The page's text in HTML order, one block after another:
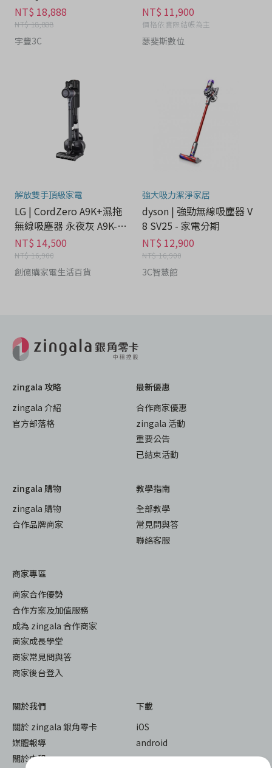
期
NT$ 18,888
NT$ 18,888
宇豐3C
NT$ 11,900
價格依實際結帳為主
瑟斐斯數位
解放雙手頂級家電
LG | CordZero A9K+濕拖
無線吸塵器 永夜灰 A9K-M
OP3 - 家電分期
NT$ 14,500
NT$ 16,900
創億購家電生活百貨
強大吸力潔淨家居
dyson | 強勁無線吸塵器 V
8 SV25 - 家電分期
NT$ 12,900
NT$ 16,900
3C智慧館
zingala 攻略
zingala 介紹
官方部落格
最新優惠
合作商家優惠
zingala 活動
重要公告
已結束活動
zingala 購物
zingala 購物
合作品牌商家
教學指南
全部教學
常見問與答
聯絡客服
商家專區
商家合作優勢
合作方案及加值服務
成為 zingala 合作商家
商家成長學堂
商家常見問與答
商家後台登入
關於我們
關於 zingala 銀角零卡
媒體報導
關於中租
下載
iOS
android